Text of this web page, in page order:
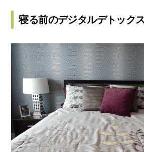
寝る前のデジタルデトック